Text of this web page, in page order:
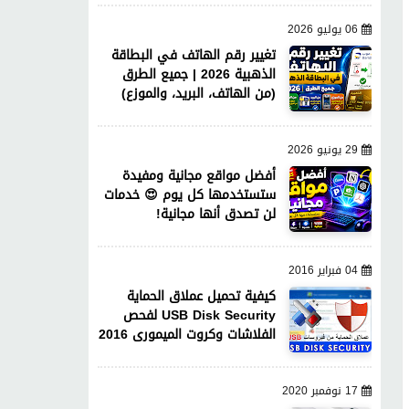
06 يوليو 2026
تغيير رقم الهاتف في البطاقة
الذهبية 2026 | جميع الطرق
(من الهاتف، البريد، والموزع)
29 يونيو 2026
أفضل مواقع مجانية ومفيدة
ستستخدمها كل يوم 😍 خدمات
لن تصدق أنها مجانية!
04 فبراير 2016
كيفية تحميل عملاق الحماية
USB Disk Security لفحص
الفلاشات وكروت الميمورى 2016
17 نوفمبر 2020